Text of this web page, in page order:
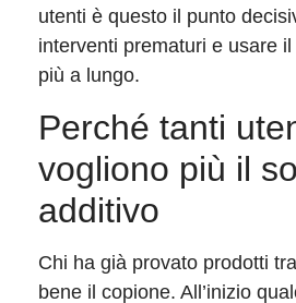
utenti è questo il punto
interventi prematuri e usare
più a lungo.
Perché tanti
vogliono più il
additivo
Chi ha già provato prodotti
bene il copione. All’inizio